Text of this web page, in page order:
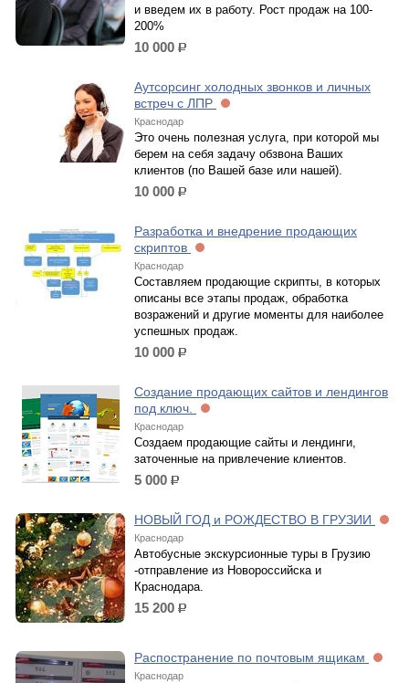
и введем их в работу. Рост продаж на 100-
200%
10 000 р.
Аутсорсинг холодных звонков и личных
встреч с ЛПР
Краснодар
Это очень полезная услуга, при которой мы
берем на себя задачу обзвона Ваших
клиентов (по Вашей базе или нашей).
10 000 р.
Разработка и внедрение продающих
скриптов
Краснодар
Составляем продающие скрипты, в которых
описаны все этапы продаж, обработка
возражений и другие моменты для наиболее
успешных продаж.
10 000 р.
Создание продающих сайтов и лендингов
под ключ.
Краснодар
Создаем продающие сайты и лендинги,
заточенные на привлечение клиентов.
5 000 р.
НОВЫЙ ГОД и РОЖДЕСТВО В ГРУЗИИ
Краснодар
Автобусные экскурсионные туры в Грузию
-отправление из Новороссийска и
Краснодара.
15 200 р.
Распостранение по почтовым ящикам
Краснодар